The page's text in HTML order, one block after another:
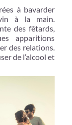
à bavarder
à la main.
des fêtards,
apparitions
des relations.
de l’alcool et